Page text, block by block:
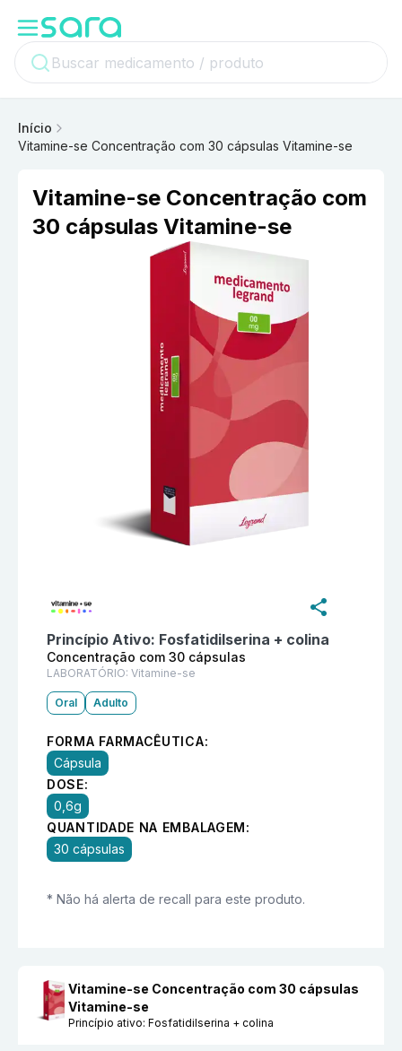
Início
Vitamine-se Concentração com 30 cápsulas Vitamine-se
Vitamine-se Concentração com
30 cápsulas Vitamine-se
Princípio Ativo: Fosfatidilserina + colina
Concentração com 30 cápsulas
LABORATÓRIO: Vitamine-se
Oral Adulto
FORMA FARMACÊUTICA:
Cápsula
DOSE:
0,6g
QUANTIDADE NA EMBALAGEM:
30 cápsulas
* Não há alerta de recall para este produto.
Vitamine-se Concentração com 30 cápsulas
Vitamine-se
Princípio ativo:Fosfatidilserina + colina